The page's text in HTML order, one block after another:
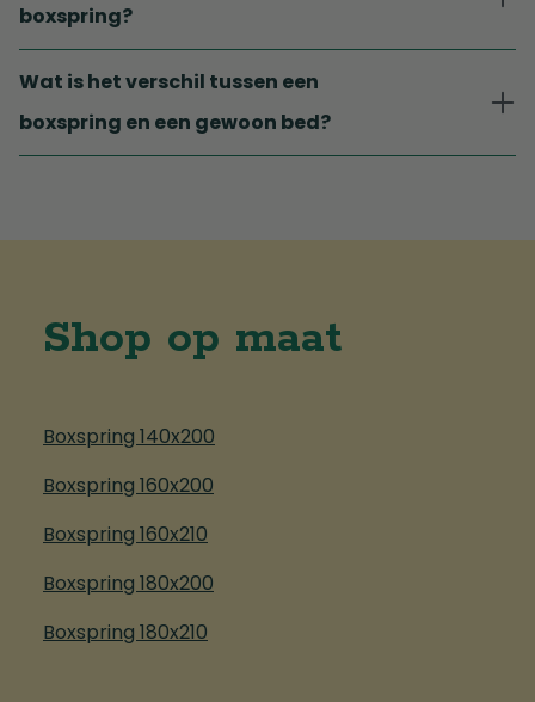
boxspring?
Wat is het verschil tussen een
boxspring en een gewoon bed?
Shop op maat
Boxspring 140x200
Boxspring 160x200
Boxspring 160x210
Boxspring 180x200
Boxspring 180x210